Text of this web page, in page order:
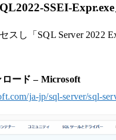
SSEI-
スし「SQL Server 2022
ロード – Microsoft
ja-jp/sql-server/sql-